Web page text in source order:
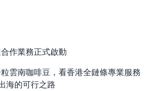
作業務正式啟動
雲南咖啡豆，看香港全鏈條專業服務
海的可行之路